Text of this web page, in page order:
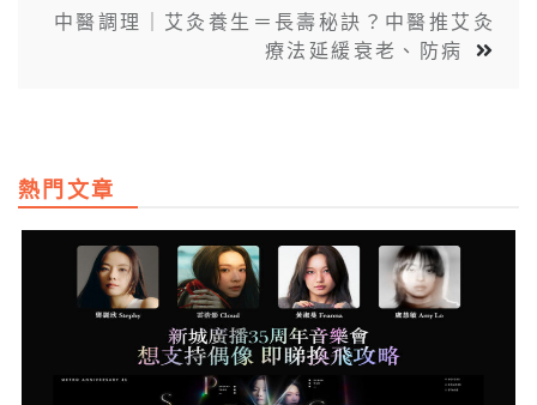
中醫調理｜艾灸養生＝長壽秘訣？中醫推艾灸
療法延緩衰老、防病
熱門文章